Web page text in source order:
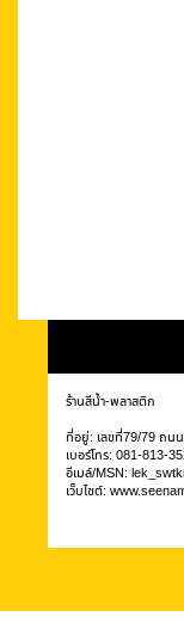
ร้านสีน้ำ-พลาสติก
ที่อยู่: เลขที่79/79 ถน
เบอร์โทร: 081-813-
อีเมล์/MSN:
เว็บไซต์: